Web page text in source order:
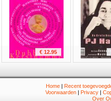
€ 12.95
Home| Recent
Voorwaarden | Privacy |
Over